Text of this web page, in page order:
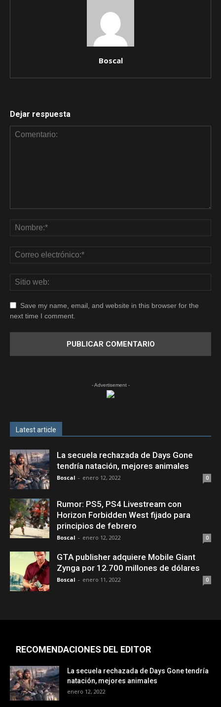
Boscal
Dejar respuesta
Save my name, email, and website in this browser for the
next time I comment.
- Advertisement -
Latest article
La secuela rechazada de Days Gone
tendría natación, mejores animales
Boscal - enero 12, 2022 0
Rumor: PS5, PS4 Livestream con
Horizon Forbidden West fijado para
principios de febrero
Boscal - enero 12, 2022 0
GTA publisher adquiere Mobile Giant
Zynga por 12.700 millones de dólares
Boscal - enero 11, 2022 0
RECOMENDACIONES DEL EDITOR
La secuela rechazada de Days Gone tendría
natación, mejores animales
enero 12, 2022